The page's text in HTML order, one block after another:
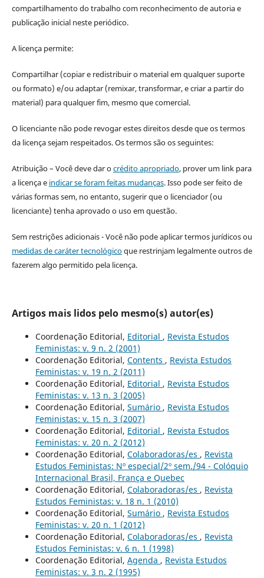
compartilhamento do trabalho com reconhecimento de autoria e
publicação inicial neste periódico.
A licença permite:
Compartilhar (copiar e redistribuir o material em qualquer suporte
ou formato) e/ou adaptar (remixar, transformar, e criar a partir do
material) para qualquer fim, mesmo que comercial.
O licenciante não pode revogar estes direitos desde que os termos
da licença sejam respeitados. Os termos são os seguintes:
Atribuição – Você deve dar ocrédito apropriado, prover um link para
a licença e indicar se foram feitas mudanças. Isso pode ser feito de
várias formas sem, no entanto, sugerir que o licenciador (ou
licenciante) tenha aprovado o uso em questão.
Sem restrições adicionais - Você não pode aplicar termos jurídicos ou
medidas de caráter tecnológicoque restrinjam legalmente outros de
fazerem algo permitido pela licença.
Artigos mais lidos pelo mesmo(s) autor(es)
Coordenação Editorial, Editorial , Revista Estudos
Feministas: v. 9 n. 2 (2001)
Coordenação Editorial, Contents , Revista Estudos
Feministas: v. 19 n. 2 (2011)
Coordenação Editorial, Editorial , Revista Estudos
Feministas: v. 13 n. 3 (2005)
Coordenação Editorial, Sumário , Revista Estudos
Feministas: v. 15 n. 3 (2007)
Coordenação Editorial, Editorial , Revista Estudos
Feministas: v. 20 n. 2 (2012)
Coordenação Editorial, Colaboradoras/es , Revista
Estudos Feministas: Nº especial/2º sem./94 - Colóquio
Internacional Brasil, França e Quebec
Coordenação Editorial, Colaboradoras/es , Revista
Estudos Feministas: v. 18 n. 1 (2010)
Coordenação Editorial, Sumário , Revista Estudos
Feministas: v. 20 n. 1 (2012)
Coordenação Editorial, Colaboradoras/es , Revista
Estudos Feministas: v. 6 n. 1 (1998)
Coordenação Editorial, Agenda , Revista Estudos
Feministas: v. 3 n. 2 (1995)